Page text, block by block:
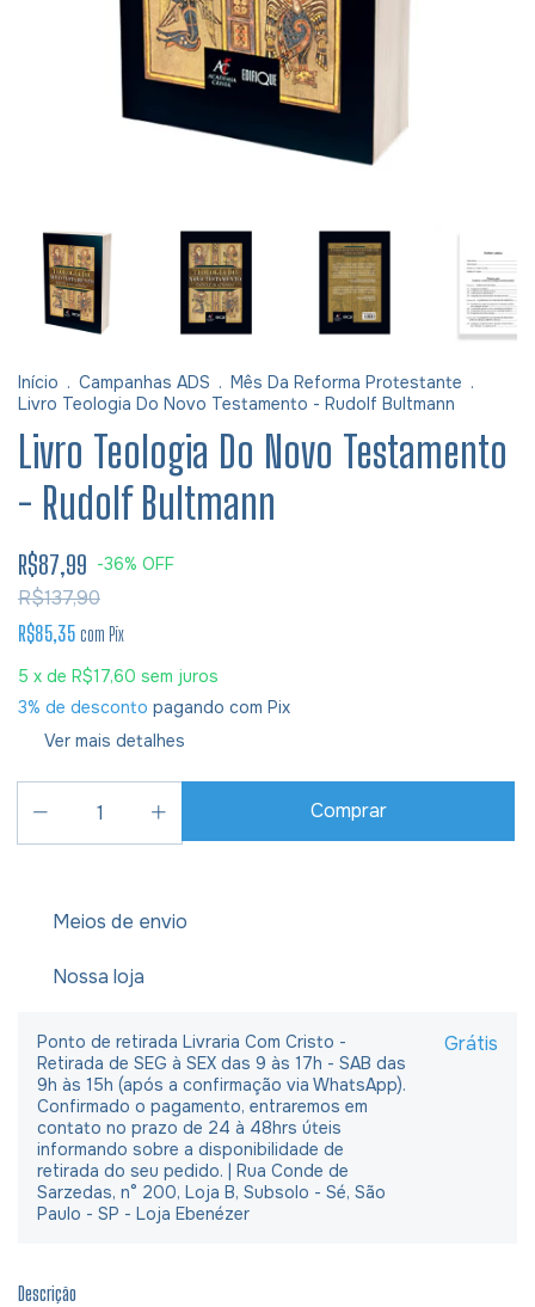
Início . Campanhas ADS . Mês Da Reforma Protestante .
Livro Teologia Do Novo Testamento - Rudolf Bultmann
Livro Teologia Do Novo Testamento
- Rudolf Bultmann
R$87,99 -36% OFF
R$137,90
R$85,35 com Pix
5 x de R$17,60 sem juros
3% de desconto pagando com Pix
Ver mais detalhes
Meios de envio
Nossa loja
Ponto de retirada Livraria Com Cristo -
Retirada de SEG à SEX das 9 às 17h - SAB das
9h às 15h (após a confirmação via WhatsApp).
Confirmado o pagamento, entraremos em
contato no prazo de 24 à 48hrs úteis
informando sobre a disponibilidade de
retirada do seu pedido. | Rua Conde de
Sarzedas, n° 200, Loja B, Subsolo - Sé, São
Paulo - SP - Loja Ebenézer
Grátis
Descrição